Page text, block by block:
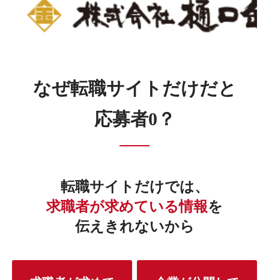
なぜ転職サイトだけだと
応募者0？
転職サイトだけでは、
求職者が求めている情報を
伝えきれないから